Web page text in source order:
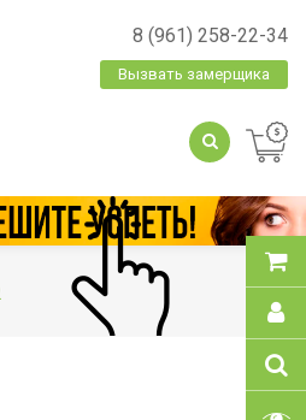
8 (961) 258-22-34
Вызвать замерщика